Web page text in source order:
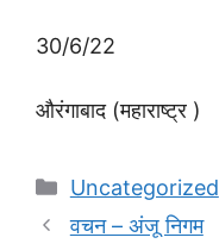
30/6/22
औरंगाबाद (महाराष्ट्र )
Categories
Uncategorized
वचन – अंजू निगम